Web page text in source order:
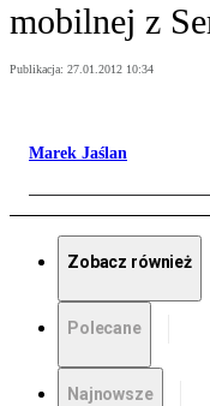
mobilnej z
Publikacja: 27.01.2012 10:34
Marek Jaślan
Zobacz również
Polecane
Najnowsze